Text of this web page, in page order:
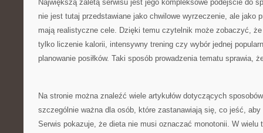
Największą zaletą serwisu jest jego kompleksowe podejście do
nie jest tutaj przedstawiane jako chwilowe wyrzeczenie, ale jako
mają realistyczne cele. Dzięki temu czytelnik może zobaczyć,
tylko liczenie kalorii, intensywny trening czy wybór jednej
planowanie posiłków. Taki sposób prowadzenia tematu sprawia,
Na stronie można znaleźć wiele artykułów dotyczących
szczególnie ważna dla osób, które zastanawiają się, co jeść,
Serwis pokazuje, że dieta nie musi oznaczać monotonii. W wielu